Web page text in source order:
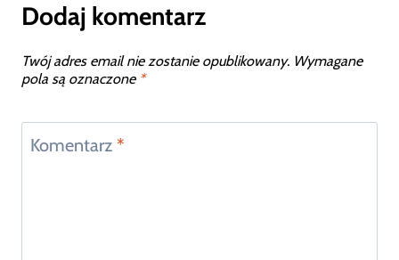
Dodaj komentarz
Twój adres email nie zostanie opublikowany. Wymagane
pola są oznaczone *
Komentarz *